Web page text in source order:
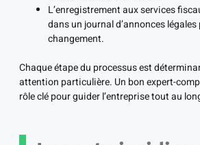
L’enregistrement aux services
dans un journal d’annonces
changement.
Chaque étape du processus est
attention particulière. Un bon expert-
rôle clé pour guider l’entreprise tout au